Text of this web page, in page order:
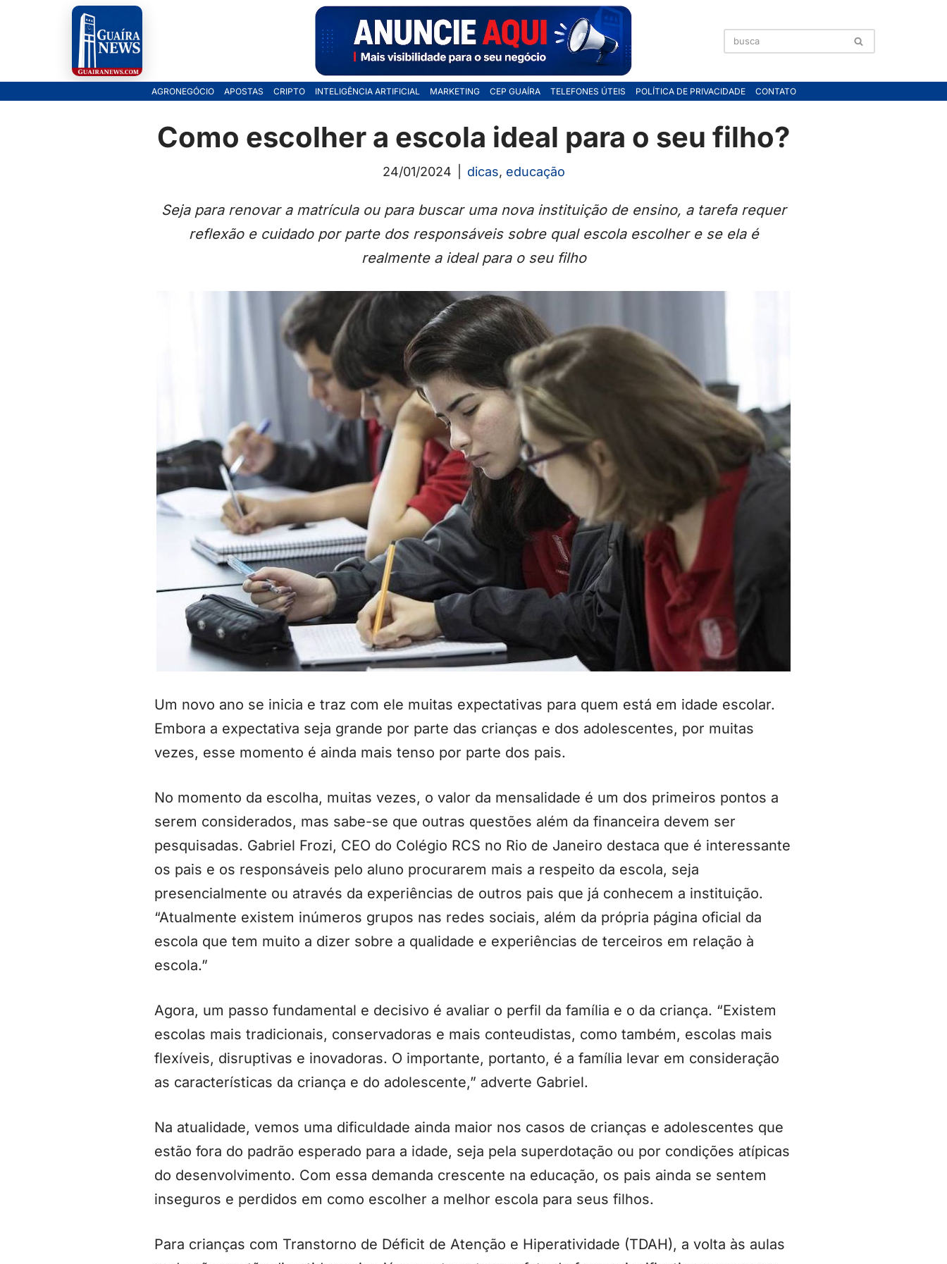
AGRONEGÓCIO APOSTAS CRIPTO INTELIGÊNCIA ARTIFICIAL MARKETING CEP GUAÍRA TELEFONES ÚTEIS POLÍTICA DE PRIVACIDADE CONTATO
Como escolher a escola ideal para o seu filho?
24/01/2024 dicas, educação
Seja para renovar a matrícula ou para buscar uma nova instituição de ensino, a tarefa requer
reflexão e cuidado por parte dos responsáveis sobre qual escola escolher e se ela é
realmente a ideal para o seu filho
Um novo ano se inicia e traz com ele muitas expectativas para quem está em idade escolar.
Embora a expectativa seja grande por parte das crianças e dos adolescentes, por muitas
vezes, esse momento é ainda mais tenso por parte dos pais.
No momento da escolha, muitas vezes, o valor da mensalidade é um dos primeiros pontos a
serem considerados, mas sabe-se que outras questões além da financeira devem ser
pesquisadas. Gabriel Frozi, CEO do Colégio RCS no Rio de Janeiro destaca que é interessante
os pais e os responsáveis pelo aluno procurarem mais a respeito da escola, seja
presencialmente ou através da experiências de outros pais que já conhecem a instituição.
“Atualmente existem inúmeros grupos nas redes sociais, além da própria página oficial da
escola que tem muito a dizer sobre a qualidade e experiências de terceiros em relação à
escola.”
Agora, um passo fundamental e decisivo é avaliar o perfil da família e o da criança. “Existem
escolas mais tradicionais, conservadoras e mais conteudistas, como também, escolas mais
flexíveis, disruptivas e inovadoras. O importante, portanto, é a família levar em consideração
as características da criança e do adolescente,” adverte Gabriel.
Na atualidade, vemos uma dificuldade ainda maior nos casos de crianças e adolescentes que
estão fora do padrão esperado para a idade, seja pela superdotação ou por condições atípicas
do desenvolvimento. Com essa demanda crescente na educação, os pais ainda se sentem
inseguros e perdidos em como escolher a melhor escola para seus filhos.
Para crianças com Transtorno de Déficit de Atenção e Hiperatividade (TDAH), a volta às aulas